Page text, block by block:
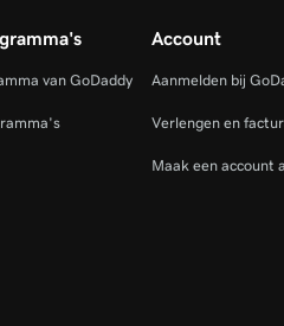
van GoDaddy
Account
Aanmelden bij
Verlengen en
Maak een account